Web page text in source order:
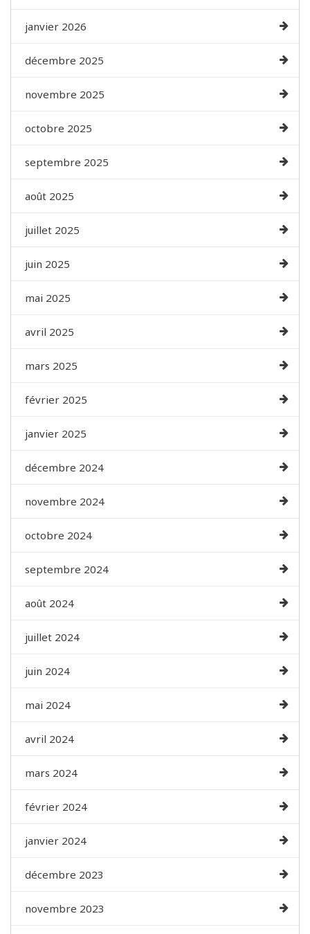
janvier 2026
décembre 2025
novembre 2025
octobre 2025
septembre 2025
août 2025
juillet 2025
juin 2025
mai 2025
avril 2025
mars 2025
février 2025
janvier 2025
décembre 2024
novembre 2024
octobre 2024
septembre 2024
août 2024
juillet 2024
juin 2024
mai 2024
avril 2024
mars 2024
février 2024
janvier 2024
décembre 2023
novembre 2023